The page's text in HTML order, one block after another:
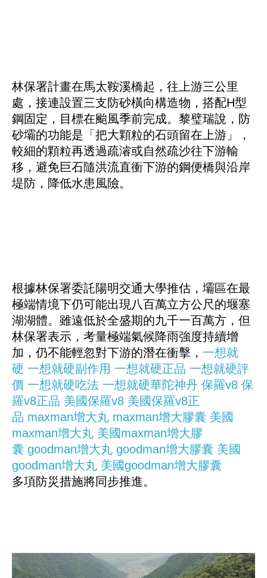
林保署計畫在馬太鞍溪橋起，往上游三公里
處，接連設置三支防砂橫向構造物，搭配H型
鋼固定，目標在颱風季前完成。黎璧瑞說，防
砂壩的功能是「把大顆粒的石頭留在上游」，
較細的顆粒再透過疏濬或自然疏沙往下游輸
移，避免巨石隨洪流直衝下游的鋼便橋與沿岸
堤防，降低水患風險。
根據林保署委託陽明交通大學推估，壩區在最
極端情境下仍可能出現八百萬立方公尺的堰塞
湖湖體。雖遠低於全盛期的九千一百萬方，但
林保署表示，考量極端氣候降雨強度持續增
加，仍不能輕忽對下游的潛在衝擊， 一想就
硬 一想就硬副作用 一想就硬正品 一想就硬評
價 一想就硬吃法 一想就硬華陀神丹 保羅v8 保
羅v8正品 美國保羅v8 美國保羅v8正
品 maxman增大丸 maxman增大膠囊 美國
maxman增大丸 美國maxman增大膠
囊 goodman增大丸 goodman增大膠囊 美國
goodman增大丸 美國goodman增大膠囊
多項防災措施將同步推進。